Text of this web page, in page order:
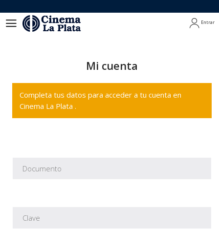
Entrar
Mi cuenta
Completa tus datos para acceder a tu cuenta en
Cinema La Plata .